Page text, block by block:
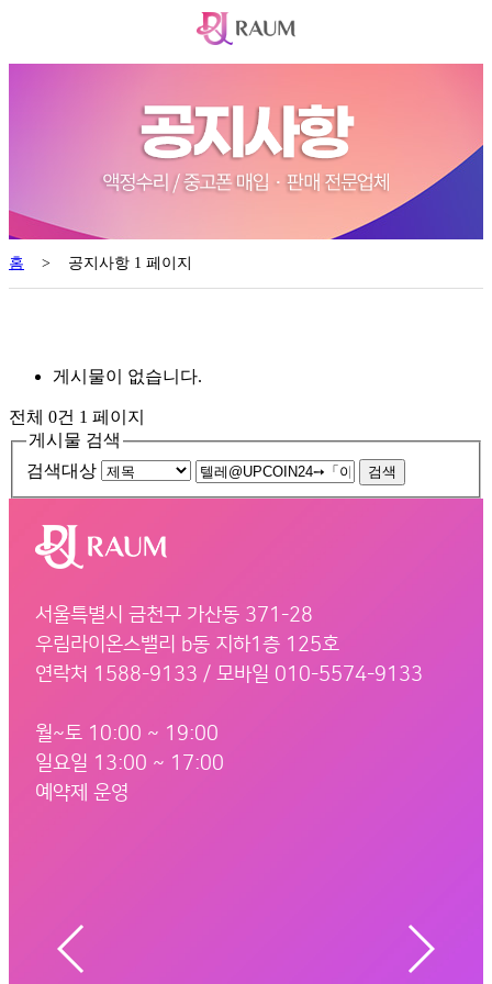
홈 > 공지사항 1 페이지
게시물이 없습니다.
전체 0건 1 페이지
게시물 검색
검색대상
검색
서울특별시 금천구 가산동 371-28
우림라이온스밸리 b동 지하1층 125호
연락처 1588-9133 / 모바일 010-5574-9133
월~토 10:00 ~ 19:00
일요일 13:00 ~ 17:00
예약제 운영